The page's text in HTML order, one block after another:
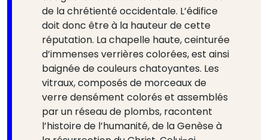
de la chrétienté occidentale. L’édifice
doit donc être à la hauteur de cette
réputation. La chapelle haute, ceinturée
d’immenses verrières colorées, est ainsi
baignée de couleurs chatoyantes. Les
vitraux, composés de morceaux de
verre densément colorés et assemblés
par un réseau de plombs, racontent
l’histoire de l’humanité, de la Genèse à